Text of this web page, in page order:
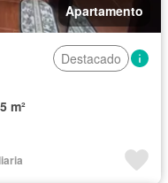
Apartamento
Destacado
m²